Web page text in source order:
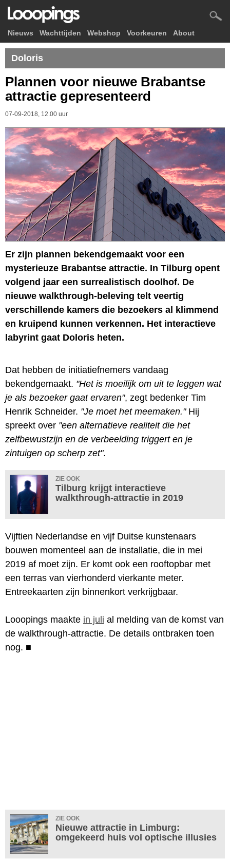
Nieuws Wachttijden Webshop Voorkeuren About
Doloris
Plannen voor nieuwe Brabantse
attractie gepresenteerd
07-09-2018, 12.00 uur
Er zijn plannen bekendgemaakt voor een
mysterieuze Brabantse attractie. In Tilburg opent
volgend jaar een surrealistisch doolhof. De
nieuwe walkthrough-beleving telt veertig
verschillende kamers die bezoekers al klimmend
en kruipend kunnen verkennen. Het interactieve
labyrint gaat Doloris heten.
Dat hebben de initiatiefnemers vandaag
bekendgemaakt. "Het is moeilijk om uit te leggen wat
je als bezoeker gaat ervaren", zegt bedenker Tim
Henrik Schneider. "Je moet het meemaken."Hij
spreekt over "een alternatieve realiteit die het
zelfbewustzijn en de verbeelding triggert en je
zintuigen op scherp zet".
ZIE OOK
Tilburg krijgt interactieve
walkthrough-attractie in 2019
Vijftien Nederlandse en vijf Duitse kunstenaars
bouwen momenteel aan de installatie, die in mei
2019 af moet zijn. Er komt ook een rooftopbar met
een terras van vierhonderd vierkante meter.
Entreekaarten zijn binnenkort verkrijgbaar.
Looopings maakte in juli al melding van de komst van
de walkthrough-attractie. De details ontbraken toen
nog. ■
ZIE OOK
Nieuwe attractie in Limburg:
omgekeerd huis vol optische illusies